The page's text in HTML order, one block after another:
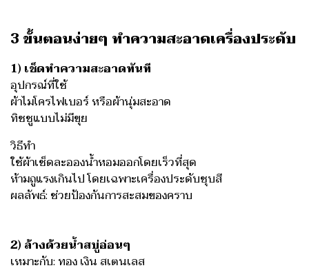
3 ขั้นตอนง่ายๆ ทำความสะอาดเครื่องประดับ
1) เช็ดทำความสะอาดทันที
อุปกรณ์ที่ใช้
ผ้าไมโครไฟเบอร์ หรือผ้านุ่มสะอาด
ทิชชูแบบไม่มีขุย
วิธีทำ
ใช้ผ้าเช็ดละอองน้ำหอมออกโดยเร็วที่สุด
ห้ามถูแรงเกินไป โดยเฉพาะเครื่องประดับชุบสี
ผลลัพธ์: ช่วยป้องกันการสะสมของคราบ
2) ล้างด้วยน้ำสบู่อ่อนๆ
เหมาะกับ: ทอง เงิน สเตนเลส